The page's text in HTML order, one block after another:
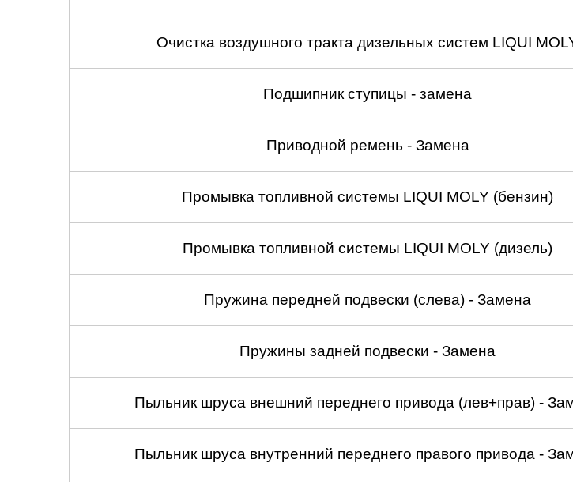
Очистка воздушного тракта дизельных систем LIQUI
Подшипник ступицы - замена
Приводной ремень - Замена
Промывка топливной системы LIQUI MOLY (бензин)
Промывка топливной системы LIQUI MOLY (дизель)
Пружина передней подвески (слева) - Замена
Пружины задней подвески - Замена
Пыльник шруса внешний переднего привода (лев+прав) -
Пыльник шруса внутренний переднего правого привода -